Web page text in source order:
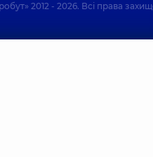
2012 - 2026. Всі права